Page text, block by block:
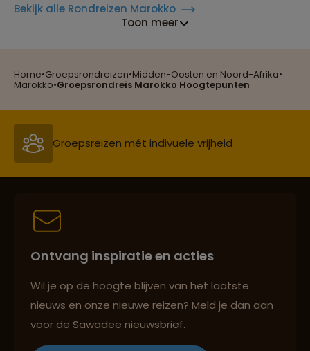
Home•Groepsrondreizen•Midden-Oosten en Noord-Afrika•
Marokko•Groepsrondreis Marokko Hoogtepunten
Bekijk alle Rondreizen Marokko
Toon meer
Reizen met oog voor mens, cultuur en milieu
Groepsreizen mét indivuele vrijheid
Persoonlijk en deskundig reisadvies
Reizen met oog voor mens, cultuur en milieu
Ontvang inspiratie en acties
Wil je op de hoogte blijven van het laatste
nieuws en onze nieuwe reizen? Meld je dan aan
voor de Sawadee nieuwsbrief.